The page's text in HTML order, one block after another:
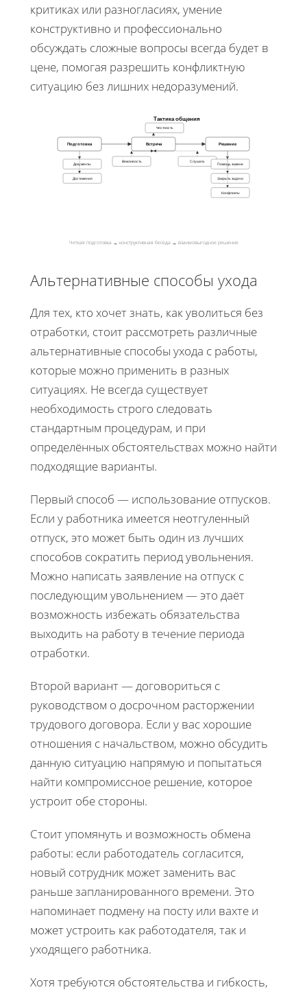
критиках или разногласиях, умение
конструктивно и профессионально
обсуждать сложные вопросы всегда будет в
цене, помогая разрешить конфликтную
ситуацию без лишних недоразумений.
Тактика общения
Подготовка Встреча Решение
Документы
Достижения
Честность
Вежливость Слушать Помощь замене
Закрыть задачи
Конфликты
Четкая подготовка → конструктивная беседа → взаимовыгодное решение
Альтернативные способы ухода
Для тех, кто хочет знать, как уволиться без
отработки, стоит рассмотреть различные
альтернативные способы ухода с работы,
которые можно применить в разных
ситуациях. Не всегда существует
необходимость строго следовать
стандартным процедурам, и при
определённых обстоятельствах можно найти
подходящие варианты.
Первый способ — использование отпусков.
Если у работника имеется неотгуленный
отпуск, это может быть один из лучших
способов сократить период увольнения.
Можно написать заявление на отпуск с
последующим увольнением — это даёт
возможность избежать обязательства
выходить на работу в течение периода
отработки.
Второй вариант — договориться с
руководством о досрочном расторжении
трудового договора. Если у вас хорошие
отношения с начальством, можно обсудить
данную ситуацию напрямую и попытаться
найти компромиссное решение, которое
устроит обе стороны.
Стоит упомянуть и возможность обмена
работы: если работодатель согласится,
новый сотрудник может заменить вас
раньше запланированного времени. Это
напоминает подмену на посту или вахте и
может устроить как работодателя, так и
уходящего работника.
Хотя требуются обстоятельства и гибкость,